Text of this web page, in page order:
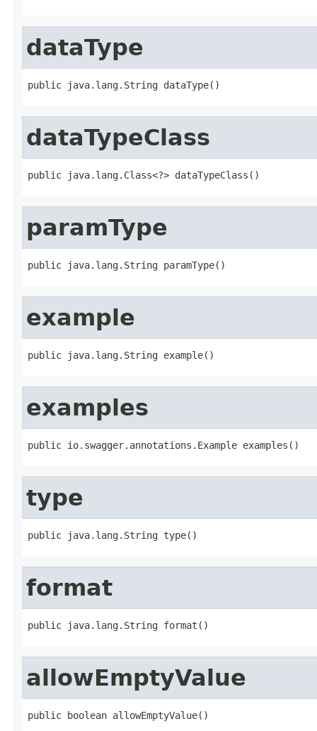
dataType
public java.lang.String dataType()
dataTypeClass
public java.lang.Class<?> dataTypeClass()
paramType
public java.lang.String paramType()
example
public java.lang.String example()
examples
public io.swagger.annotations.Example examples()
type
public java.lang.String type()
format
public java.lang.String format()
allowEmptyValue
public boolean allowEmptyValue()